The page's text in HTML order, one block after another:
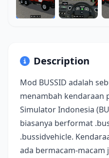
Description
Mod BUSSID adalah
menambah kendaraan
Simulator Indonesia
biasanya berformat
.bussidvehicle.
ada bermacam-macam